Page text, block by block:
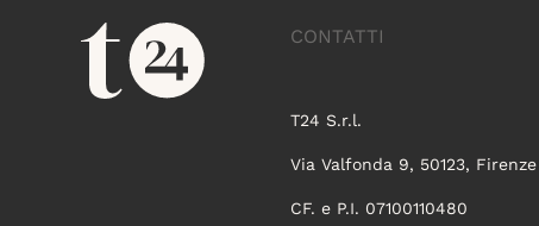
CONTATTI
T24 S.r.l.
Via Valfonda 9, 50123, Firenze
CF. e P.I. 07100110480